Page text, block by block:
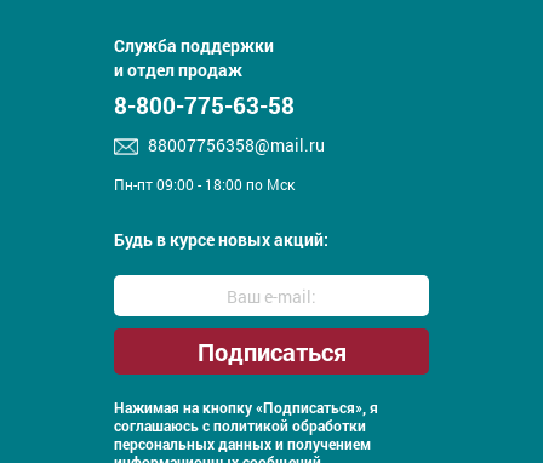
Служба поддержки
и отдел продаж
8-800-775-63-58
88007756358@mail.ru
Пн-пт 09:00 - 18:00 по Мск
Будь в курсе новых акций:
Нажимая на кнопку «Подписаться», я
соглашаюсь с политикой обработки
персональных данных и получением